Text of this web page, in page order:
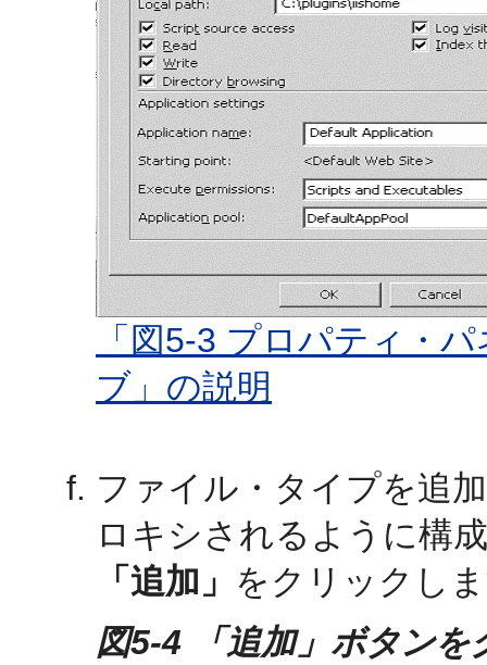
「図5-3 プロパティ・
ブ」の説明
ファイル・タイプを追
ロキシされるように構
「追加」 をクリックし
図5-4 「追加」ボタンを